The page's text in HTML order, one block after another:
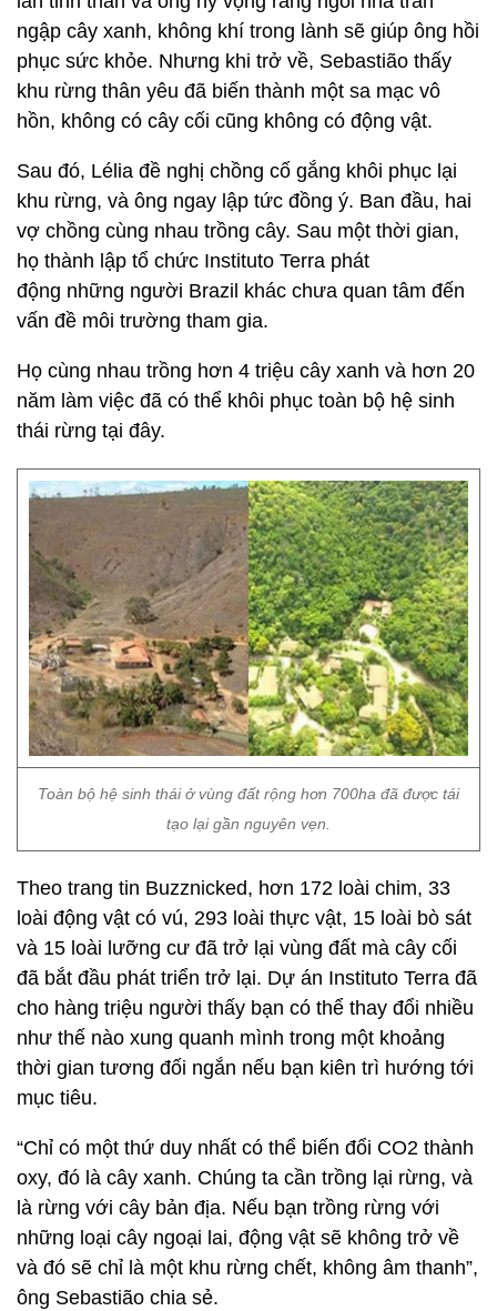
ngập cây xanh, không khí trong lành sẽ giúp ông hồi
phục sức khỏe. Nhưng khi trở về, Sebastião thấy
khu rừng thân yêu đã biến thành một sa mạc vô
hồn, không có cây cối cũng không có động vật.
Sau đó, Lélia đề nghị chồng cố gắng khôi phục lại
khu rừng, và ông ngay lập tức đồng ý. Ban đầu, hai
vợ chồng cùng nhau trồng cây. Sau một thời gian,
họ thành lập tổ chức Instituto Terra phát
động những người Brazil khác chưa quan tâm đến
vấn đề môi trường tham gia.
Họ cùng nhau trồng hơn 4 triệu cây xanh và hơn 20
năm làm việc đã có thể khôi phục toàn bộ hệ sinh
thái rừng tại đây.
Toàn bộ hệ sinh thái ở vùng đất rộng hơn 700ha đã được tái
tạo lại gần nguyên vẹn.
Theo trang tin Buzznicked, hơn 172 loài chim, 33
loài động vật có vú, 293 loài thực vật, 15 loài bò sát
và 15 loài lưỡng cư đã trở lại vùng đất mà cây cối
đã bắt đầu phát triển trở lại. Dự án Instituto Terra đã
cho hàng triệu người thấy bạn có thể thay đổi nhiều
như thế nào xung quanh mình trong một khoảng
thời gian tương đối ngắn nếu bạn kiên trì hướng tới
mục tiêu.
“Chỉ có một thứ duy nhất có thể biến đổi CO2 thành
oxy, đó là cây xanh. Chúng ta cần trồng lại rừng, và
là rừng với cây bản địa. Nếu bạn trồng rừng với
những loại cây ngoại lai, động vật sẽ không trở về
và đó sẽ chỉ là một khu rừng chết, không âm thanh”,
ông Sebastião chia sẻ.